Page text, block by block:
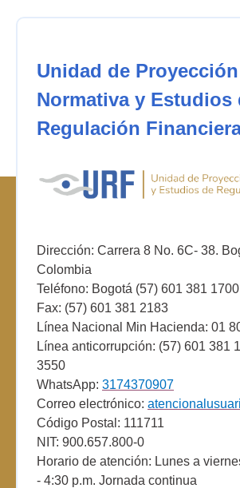
Unidad de Proyección
Normativa y Estudios
Regulación
Dirección: Carrera 8 No. 6C- 38.
Colombia
Teléfono: Bogotá (57) 601 381 1700
Fax: (57) 601 381 2183
Línea Nacional Min Hacienda: 01
Línea anticorrupción: (57) 601 381
3550
WhatsApp: 3174370907
Correo electrónico:
Código Postal: 111711
NIT: 900.657.800-0
Horario de atención: Lunes a
- 4:30 p.m. Jornada continua